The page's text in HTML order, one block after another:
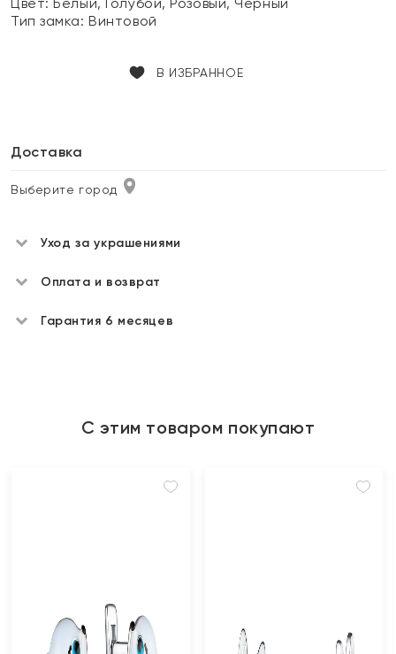
Тип замка:Винтовой
В ИЗБРАННОЕ
Доставка
Выберите город
Уход за украшениями
Оплата и возврат
Гарантия 6 месяцев
С этим товаром покупают